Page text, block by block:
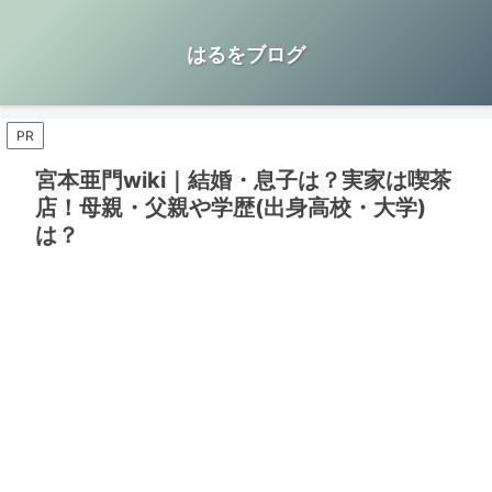
はるをブログ
PR
宮本亜門wiki｜結婚・息子は？実家は喫茶
店！母親・父親や学歴(出身高校・大学)
は？